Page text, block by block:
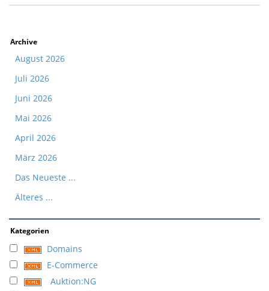
Archive
August 2026
Juli 2026
Juni 2026
Mai 2026
April 2026
März 2026
Das Neueste ...
Älteres ...
Kategorien
Domains
E-Commerce
Auktion:NG